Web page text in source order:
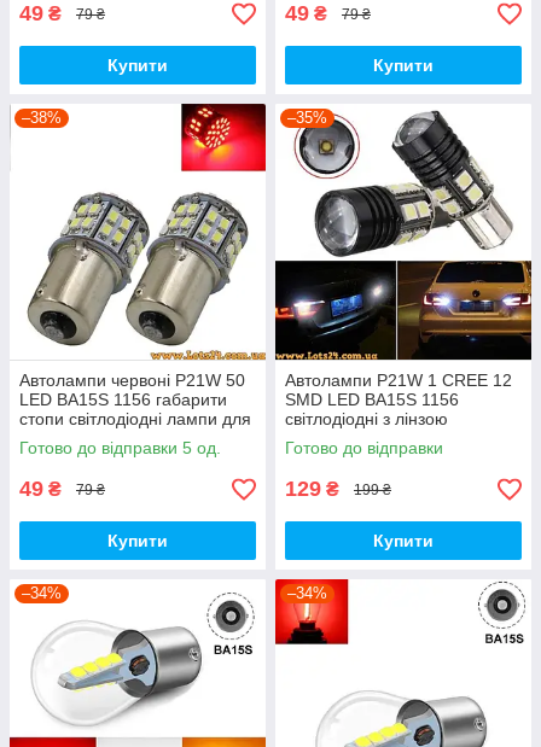
49 ₴ 79 ₴
Купити
49 ₴ 79 ₴
Купити
–38%
Автолампи червоні P21W 50
LED BA15S 1156 габарити
стопи світлодіодні лампи для
авто лед лампочки для стопів
стоп сигнал led
Готово до відправки 5 од.
49 ₴ 79 ₴
Купити
–35%
Автолампи P21W 1 CREE 12
SMD LED BA15S 1156
світлодіодні з лінзою
габарити стопи повороти
Готово до відправки
129 ₴ 199 ₴
Купити
–34% –34%